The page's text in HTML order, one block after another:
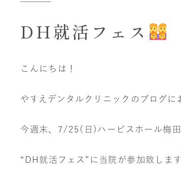
DH就活フェス
こんにちは！
やすえデンタルクリニックのブログ
今週末、7/25(日)ハービスホール梅田
“DH就活フェス”に当院が参加致します